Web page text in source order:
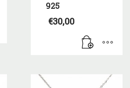
925
€30,00